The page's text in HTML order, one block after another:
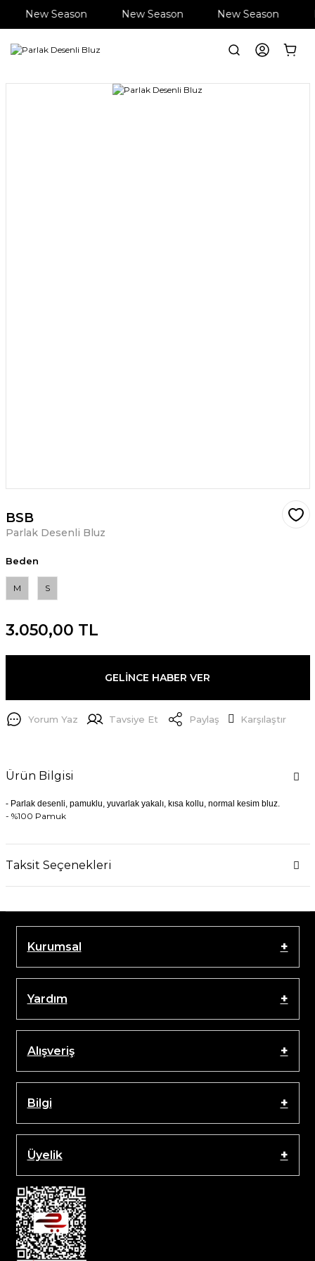
New Season New Season New Season
Anasayfa Giyim
BSB
Parlak Desenli Bluz
Beden
M S
3.050,00 TL
GELİNCE HABER VER
Yorum Yaz Tavsiye Et Paylaş Karşılaştır
Ürün Bilgisi
- Parlak desenli, pamuklu, yuvarlak yakalı, kısa kollu, normal kesim bluz.
- %100 Pamuk
Taksit Seçenekleri
Kurumsal
Yardım
Alışveriş
Bilgi
Üyelik